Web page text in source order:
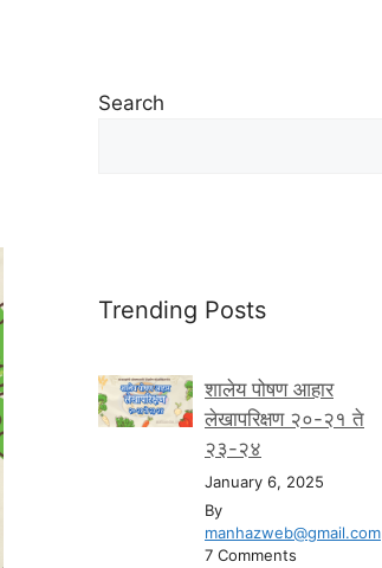
Search
Trending Posts
शालेय पोषण आहार
लेखापरिक्षण २०-२१ ते
२३-२४
January 6, 2025
By
manhazweb@gmail.com
7 Comments